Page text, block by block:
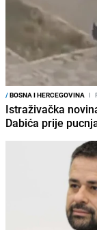
/BOSNA I HERCEGOVINA I
Istraživačka
Dabića prije